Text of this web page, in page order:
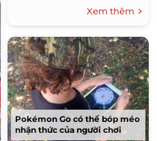
Xem thêm
Pokémon Go có thể bóp méo
nhận thức của người chơi